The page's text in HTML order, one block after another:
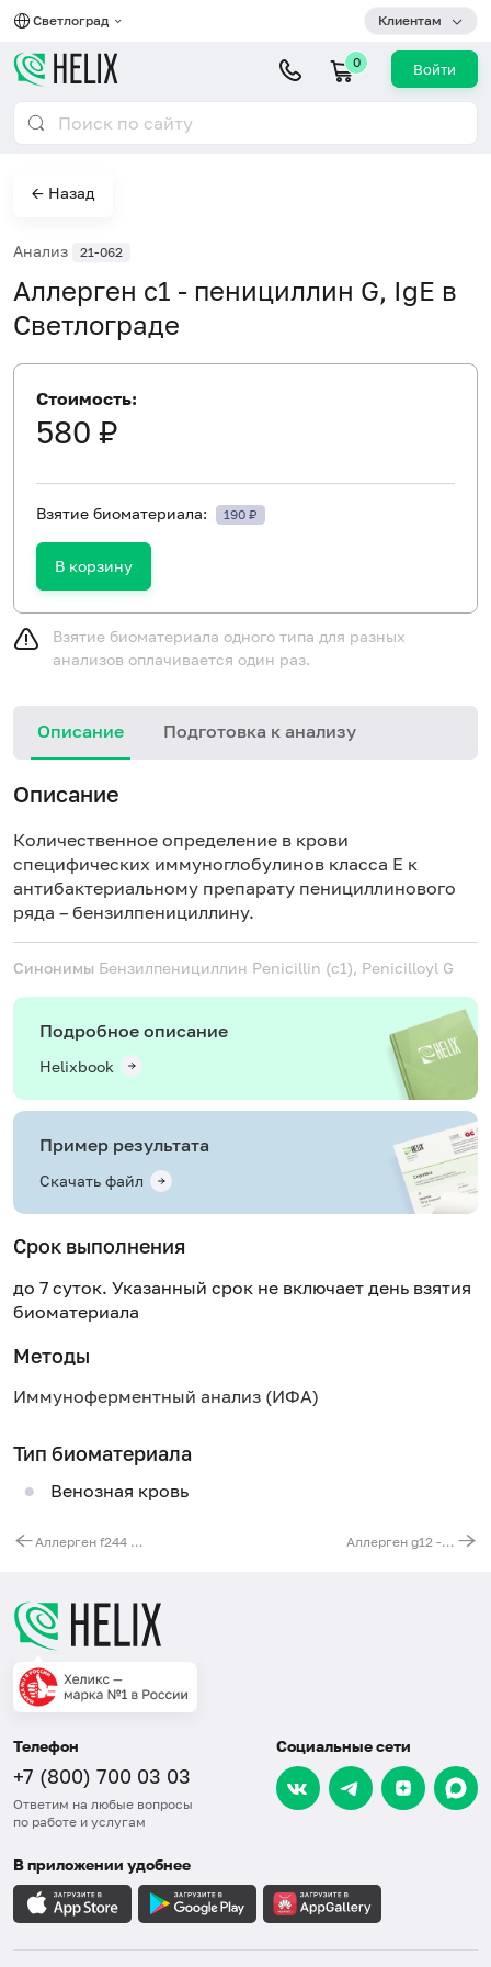
Светлоград Клиентам
0 Войти
← Назад
Анализ 21-062
Аллерген c1 - пенициллин G, IgE в
Светлограде
Стоимость:
580 ₽
Взятие биоматериала: 190 ₽
В корзину
Взятие биоматериала одного типа для разных
анализов оплачивается один раз.
Описание Подготовка к анализу
Описание
Количественное определение в крови
специфических иммуноглобулинов класса E к
антибактериальному препарату пенициллинового
ряда – бензилпенициллину.
Синонимы Бензилпенициллин Penicillin (с1), Penicilloyl G
Подробное описание
Helixbook
Пример результата
Скачать файл
Срок выполнения
до 7 суток. Указанный срок не включает день взятия
биоматериала
Методы
Иммуноферментный анализ (ИФА)
Тип биоматериала
Венозная кровь
Аллерген f244 - огурец, IgE Аллерген g12 - рожь культивированная, IgE
Телефон
+7 (800) 700 03 03
Ответим на любые вопросы
по работе и услугам
Социальные сети
В приложении удобнее